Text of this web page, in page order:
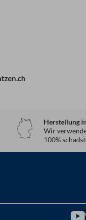
Herstellung
Wir
100%